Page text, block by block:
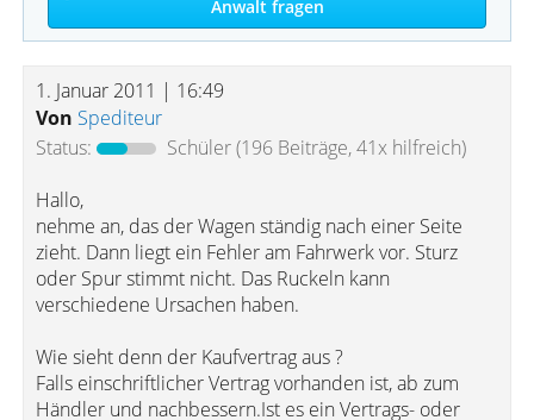
Anwalt fragen
1. Januar 2011 | 16:49
Von Spediteur
Status:
Schüler(196 Beiträge, 41x hilfreich)
Hallo,
nehme an, das der Wagen ständig nach einer Seite
zieht. Dann liegt ein Fehler am Fahrwerk vor. Sturz
oder Spur stimmt nicht. Das Ruckeln kann
verschiedene Ursachen haben.
Wie sieht denn der Kaufvertrag aus ?
Falls einschriftlicher Vertrag vorhanden ist, ab zum
Händler und nachbessern.Ist es ein Vertrags- oder